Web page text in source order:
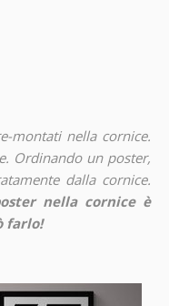
montati nella cornice.
Ordinando un poster,
dalla cornice.
nella cornice è
farlo!